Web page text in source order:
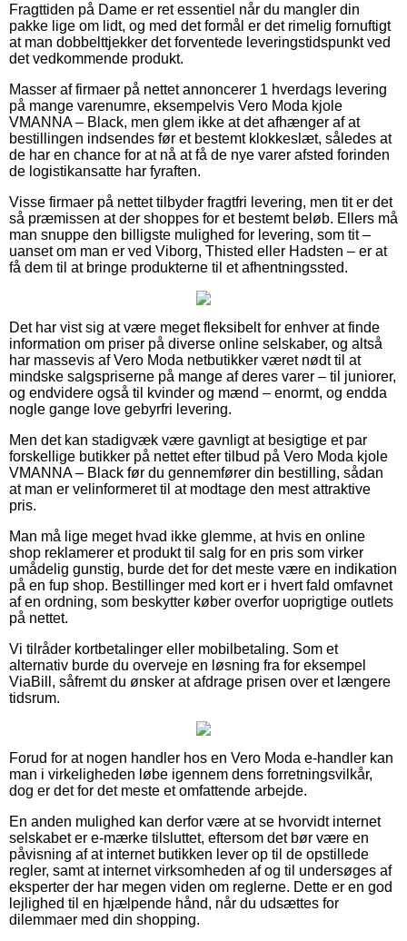
Fragttiden på Dame er ret essentiel når du mangler din
pakke lige om lidt, og med det formål er det rimelig fornuftigt
at man dobbelttjekker det forventede leveringstidspunkt ved
det vedkommende produkt.
Masser af firmaer på nettet annoncerer 1 hverdags levering
på mange varenumre, eksempelvis Vero Moda kjole
VMANNA – Black, men glem ikke at det afhænger af at
bestillingen indsendes før et bestemt klokkeslæt, således at
de har en chance for at nå at få de nye varer afsted forinden
de logistikansatte har fyraften.
Visse firmaer på nettet tilbyder fragtfri levering, men tit er det
så præmissen at der shoppes for et bestemt beløb. Ellers må
man snuppe den billigste mulighed for levering, som tit –
uanset om man er ved Viborg, Thisted eller Hadsten – er at
få dem til at bringe produkterne til et afhentningssted.
Det har vist sig at være meget fleksibelt for enhver at finde
information om priser på diverse online selskaber, og altså
har massevis af Vero Moda netbutikker været nødt til at
mindske salgspriserne på mange af deres varer – til juniorer,
og endvidere også til kvinder og mænd – enormt, og endda
nogle gange love gebyrfri levering.
Men det kan stadigvæk være gavnligt at besigtige et par
forskellige butikker på nettet efter tilbud på Vero Moda kjole
VMANNA – Black før du gennemfører din bestilling, sådan
at man er velinformeret til at modtage den mest attraktive
pris.
Man må lige meget hvad ikke glemme, at hvis en online
shop reklamerer et produkt til salg for en pris som virker
umådelig gunstig, burde det for det meste være en indikation
på en fup shop. Bestillinger med kort er i hvert fald omfavnet
af en ordning, som beskytter køber overfor uoprigtige outlets
på nettet.
Vi tilråder kortbetalinger eller mobilbetaling. Som et
alternativ burde du overveje en løsning fra for eksempel
ViaBill, såfremt du ønsker at afdrage prisen over et længere
tidsrum.
Forud for at nogen handler hos en Vero Moda e-handler kan
man i virkeligheden løbe igennem dens forretningsvilkår,
dog er det for det meste et omfattende arbejde.
En anden mulighed kan derfor være at se hvorvidt internet
selskabet er e-mærke tilsluttet, eftersom det bør være en
påvisning af at internet butikken lever op til de opstillede
regler, samt at internet virksomheden af og til undersøges af
eksperter der har megen viden om reglerne. Dette er en god
lejlighed til en hjælpende hånd, når du udsættes for
dilemmaer med din shopping.